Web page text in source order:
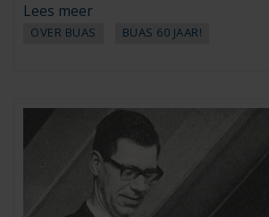
Lees meer
OVER BUAS BUAS 60 JAAR!